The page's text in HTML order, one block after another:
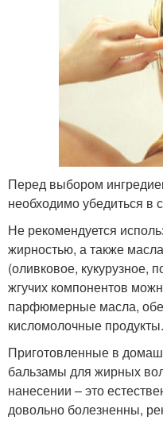
Перед выбором
необходимо убедиться в
Не рекомендуется
жирностью, а также
(оливковое, кукурузное,
жгучих компонентов
парфюмерные масла,
кисломолочные продукты.
Приготовленные в
бальзамы для жирных
нанесении – это
довольно болезненны,